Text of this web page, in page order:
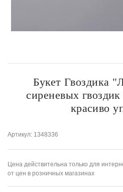
Букет Гвоздика
сиреневых
красиво
Артикул: 1348336
Цена действительна только для
от цен в розничных магазинах